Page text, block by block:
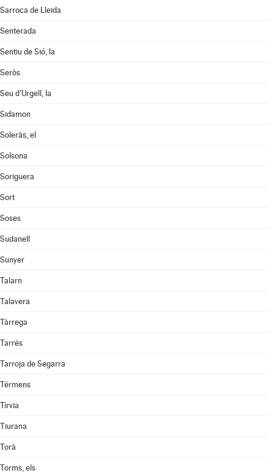
Sarroca de Lleida
Senterada
Sentiu de Sió, la
Seròs
Seu d'Urgell, la
Sidamon
Soleràs, el
Solsona
Soriguera
Sort
Soses
Sudanell
Sunyer
Talarn
Talavera
Tàrrega
Tarrés
Tarroja de Segarra
Térmens
Tírvia
Tiurana
Torà
Torms, els